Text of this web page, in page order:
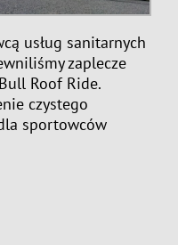
usług sanitarnych
zaplecze
Roof Ride.
czystego
sportowców